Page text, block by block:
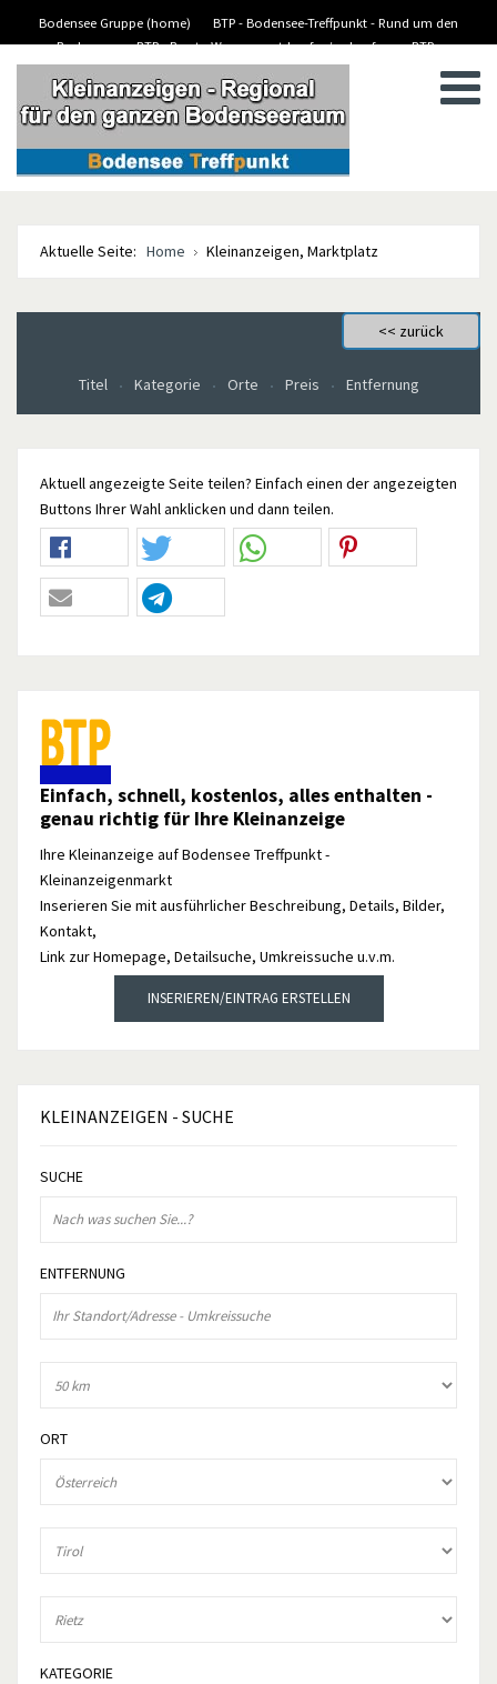
Bodensee Gruppe (home)
BTP - Bodensee-Treffpunkt - Rund um den
Bodensee
BTP - Boote-Wassersport-kaufen/verkaufen
BTP -
BTP - Kleinanzeigen
Aktuelle Seite: Home Kleinanzeigen, Marktplatz
Titel Kategorie Orte Preis Entfernung
Aktuell angezeigte Seite teilen? Einfach einen der angezeigten
Buttons Ihrer Wahl anklicken und dann teilen.
Einfach, schnell, kostenlos, alles enthalten -
genau richtig für Ihre Kleinanzeige
Ihre Kleinanzeige auf Bodensee Treffpunkt -
Kleinanzeigenmarkt
Inserieren Sie mit ausführlicher Beschreibung, Details, Bilder,
Kontakt,
Link zur Homepage, Detailsuche, Umkreissuche u.v.m.
INSERIEREN/EINTRAG ERSTELLEN
KLEINANZEIGEN - SUCHE
SUCHE
ENTFERNUNG
ORT
KATEGORIE